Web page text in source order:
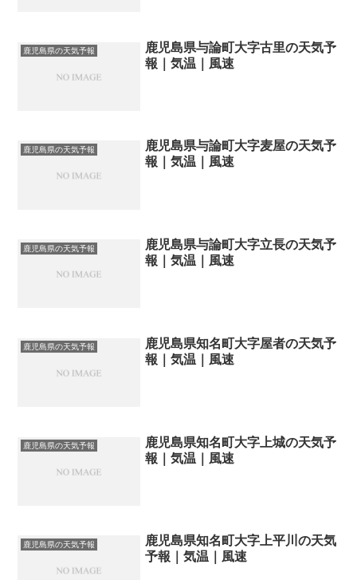
鹿児島県の天気予報
鹿児島県与論町大字古里の天気予
報｜気温｜風速
鹿児島県の天気予報
鹿児島県与論町大字麦屋の天気予
報｜気温｜風速
鹿児島県の天気予報
鹿児島県与論町大字立長の天気予
報｜気温｜風速
鹿児島県の天気予報
鹿児島県知名町大字屋者の天気予
報｜気温｜風速
鹿児島県の天気予報
鹿児島県知名町大字上城の天気予
報｜気温｜風速
鹿児島県の天気予報
鹿児島県知名町大字上平川の天気
予報｜気温｜風速